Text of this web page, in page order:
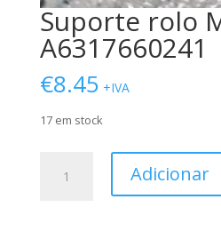
Suporte rolo
A6317660241
€8.45 +IVA
17 em stock
Adicionar